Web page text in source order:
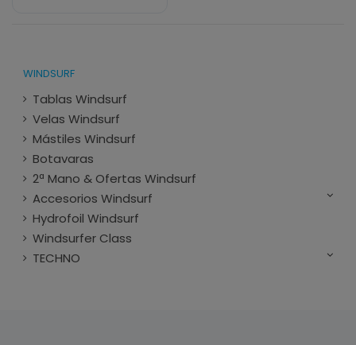
WINDSURF
Tablas Windsurf
Velas Windsurf
Mástiles Windsurf
Botavaras
2ª Mano & Ofertas Windsurf
Accesorios Windsurf
Hydrofoil Windsurf
Windsurfer Class
TECHNO